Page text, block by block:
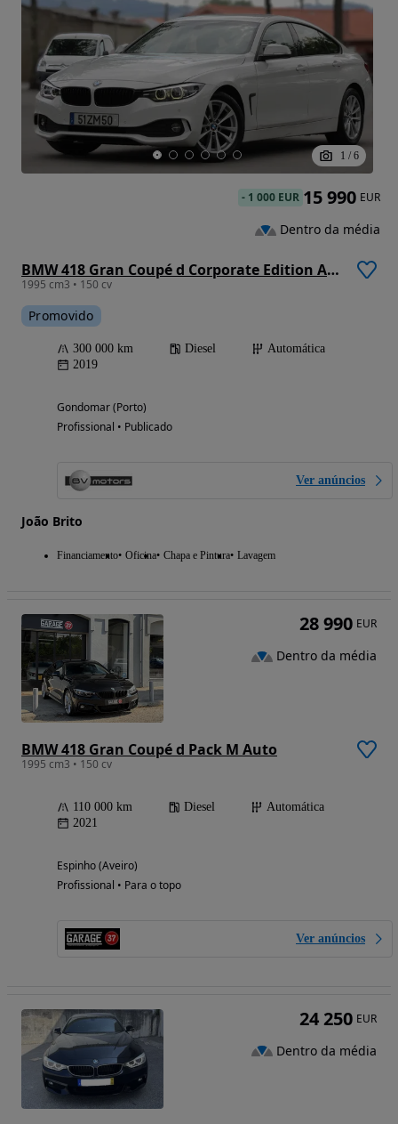
1 / 6
BMW 418 Gran Coupé d Corporate Edition Auto
1995 cm3 • 150 cv
Promovido
300 000 km Diesel
Automática
2019
Gondomar (Porto)
Profissional • Publicado
Ver anúncios
João Brito
Financiamento Oficina Chapa e Pintura Lavagem
- 1 000 EUR 15 990 EUR
Dentro da média
BMW 418 Gran Coupé d Pack M Auto
1995 cm3 • 150 cv
110 000 km Diesel
Automática
2021
Espinho (Aveiro)
Profissional • Para o topo
Ver anúncios
28 990 EUR
Dentro da média
24 250 EUR
Dentro da média